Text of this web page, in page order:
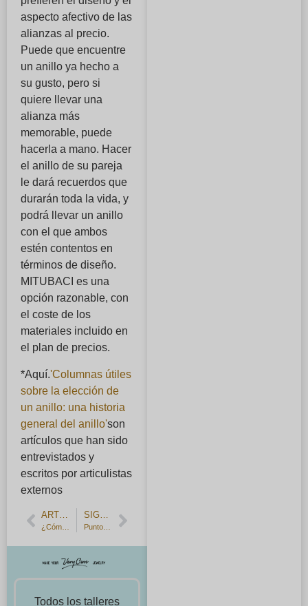
aspecto afectivo de las
alianzas al precio.
Puede que encuentre
un anillo ya hecho a
su gusto, pero si
quiere llevar una
alianza más
memorable, puede
hacerla a mano. Hacer
el anillo de su pareja
le dará recuerdos que
durarán toda la vida, y
podrá llevar un anillo
con el que ambos
estén contentos en
términos de diseño.
MITUBACI es una
opción razonable, con
el coste de los
materiales incluido en
el plan de precios.
*Aquí.'Columnas útiles
sobre la elección de
un anillo: una historia
general del anillo'son
artículos que han sido
entrevistados y
escritos por articulistas
externos
ARTÍCULO ANTERIOR SIGUIENTE ARTÍCULO
Todos los talleres